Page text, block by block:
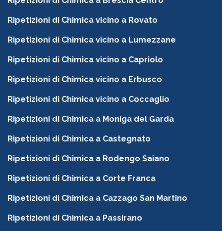
Ripetizioni di Chimica vicino a Rovato
Ripetizioni di Chimica vicino a Lumezzane
Ripetizioni di Chimica vicino a Capriolo
Ripetizioni di Chimica vicino a Erbusco
Ripetizioni di Chimica vicino a Coccaglio
Ripetizioni di Chimica a Moniga del Garda
Ripetizioni di Chimica a Castegnato
Ripetizioni di Chimica a Rodengo Saiano
Ripetizioni di Chimica a Corte Franca
Ripetizioni di Chimica a Cazzago San Martino
Ripetizioni di Chimica a Passirano